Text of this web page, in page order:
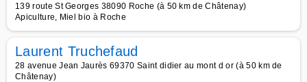
139 route St Georges 38090 Roche (à 50 km de Châtenay)
Apiculture, Miel bio à Roche
Laurent Truchefaud
28 avenue Jean Jaurès 69370 Saint didier au mont d or (à 50 km de
Châtenay)